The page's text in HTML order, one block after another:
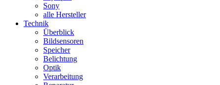
Sony
alle Hersteller
Technik
Überblick
Bildsensoren
Speicher
Belichtung
Optik
Verarbeitung